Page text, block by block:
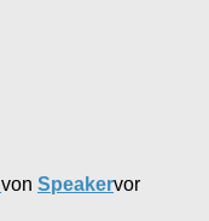
von Speakervor